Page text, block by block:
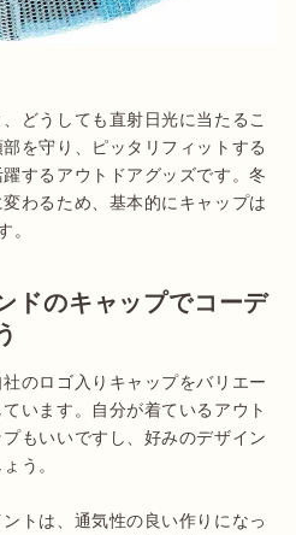
どうしても直射日光に当たるこ
を守り、ピッタリフィットする
するアウトドアグッズです。冬
わるため、基本的にキャップは
。
ドのキャップでコーデ
のロゴ入りキャップをバリエー
います。自分が着ているアウト
もいいですし、好みのデザイン
う。
トは、通気性の良い作りになっ